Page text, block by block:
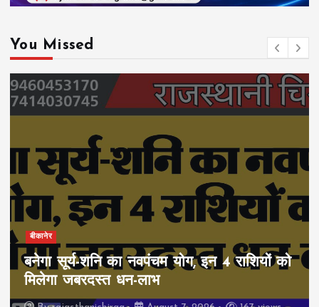
You Missed
बीकानेर
बनेगा सूर्य-शनि का नवपंचम योग, इन 4 राशियों को
मिलेगा जबरदस्त धन-लाभ